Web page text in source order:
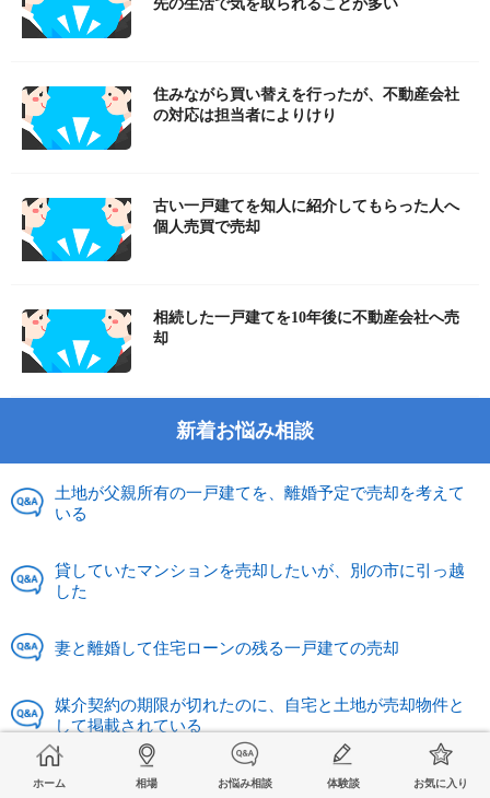
ホーム 相場 お悩み相談 体験談 お気に入り
先の生活で気を取られることが多い
住みながら買い替えを行ったが、不動産会社
の対応は担当者によりけり
古い一戸建てを知人に紹介してもらった人へ
個人売買で売却
相続した一戸建てを10年後に不動産会社へ売
却
新着お悩み相談
土地が父親所有の一戸建てを、離婚予定で売却を考えて
いる
貸していたマンションを売却したいが、別の市に引っ越
した
妻と離婚して住宅ローンの残る一戸建ての売却
媒介契約の期限が切れたのに、自宅と土地が売却物件と
して掲載されている
地目畑を2人に分けて売却できないか相談された